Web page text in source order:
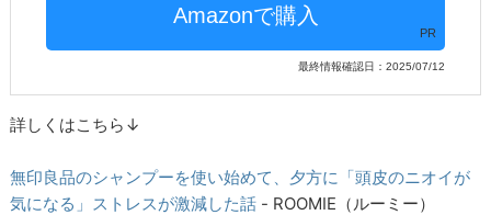
PR
最終情報確認日：2025/07/12
詳しくはこちら↓
無印良品のシャンプーを使い始めて、夕方に「頭皮のニオイが
気になる」ストレスが激減した話 - ROOMIE（ルーミー）